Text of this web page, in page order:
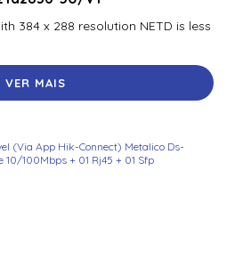
| Placa De Expansão Para
| Controlador Vertx Evo™
384 x 288 resolution NETD is less
VER MAIS